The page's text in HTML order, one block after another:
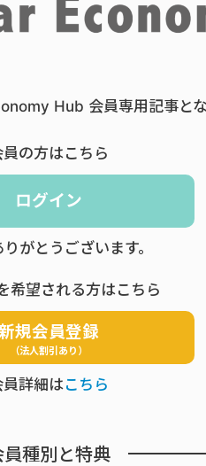
Hub 会員専用記事とな
員の方はこちら
ログイン
がとうございます。
希望される方はこちら
規会員登録
（法人割引あり）
員詳細はこちら
員種別と特典